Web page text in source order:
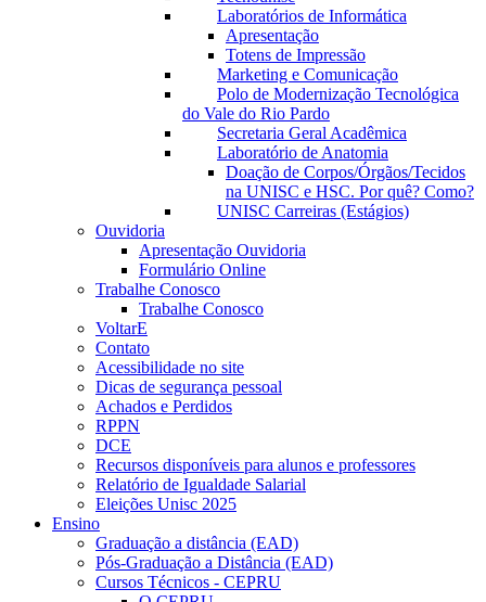
Laboratórios de Informática
Apresentação
Totens de Impressão
Marketing e Comunicação
Polo de Modernização Tecnológica
do Vale do Rio Pardo
Secretaria Geral Acadêmica
Laboratório de Anatomia
Doação de Corpos/Órgãos/Tecidos
na UNISC e HSC. Por quê? Como?
UNISC Carreiras (Estágios)
Ouvidoria
Apresentação Ouvidoria
Formulário Online
Trabalhe Conosco
Trabalhe Conosco
VoltarE
Contato
Acessibilidade no site
Dicas de segurança pessoal
Achados e Perdidos
RPPN
DCE
Recursos disponíveis para alunos e professores
Relatório de Igualdade Salarial
Eleições Unisc 2025
Ensino
Graduação a distância (EAD)
Pós-Graduação a Distância (EAD)
Cursos Técnicos - CEPRU